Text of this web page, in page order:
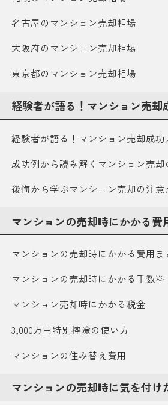
名古屋のマンション売却相場
大阪府のマンション売却相場
東京都のマンション売却相場
経験者が語る！マンション売却
経験者が語る！マンション売却成
成功例から読み解くマンション売却
後悔から学ぶマンション売却の注意
マンションの売却時にかかる費
マンションの売却時にかかる費用ま
マンションの売却時にかかる手数料
マンション売却時にかかる税金
3,000万円特別控除の使い方
マンションの住み替え費用
マンションの売却時に気を付け